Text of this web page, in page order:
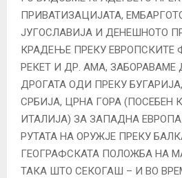
ПРИВАТИЗАЦИЈАТА,
ЈУГОСЛАВИЈА И ДЕНЕШНОТО
КРАДЕЊЕ ПРЕКУ ЕВРОПСКИТЕ
РЕКЕТ И ДР. АМА, ЗАБОРАВАМЕ
ДРОГАТА ОДИ ПРЕКУ
СРБИЈА, ЦРНА ГОРА (ПОСЕБЕН
ИТАЛИЈА) ЗА ЗАПАДНА
РУТАТА НА ОРУЖЈЕ ПРЕКУ
ГЕОГРАФСКАТА ПОЛОЖБА НА
ТАКА ШТО СЕКОГАШ – И ВО